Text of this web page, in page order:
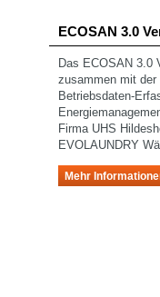
ECOSAN 3.0
Das ECOSAN 3.0
zusammen mit der
Betriebsdaten-
Firma UHS
EVOLAUNDRY
Mehr